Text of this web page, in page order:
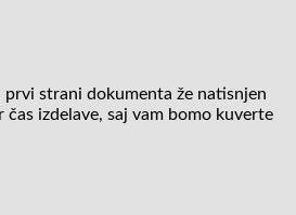
strani dokumenta že natisnjen
izdelave, saj vam bomo kuverte